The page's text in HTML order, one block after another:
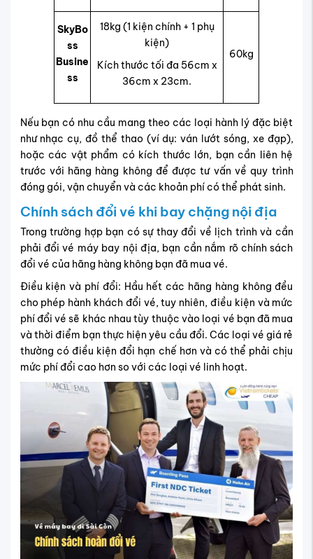
SkyBo
ss
Busine
ss
18kg (1 kiện chính + 1 phụ
kiện)
Kích thước tối đa 56cm x
36cm x 23cm.
60kg
Nếu bạn có nhu cầu mang theo các loại hành lý đặc biệt
như nhạc cụ, đồ thể thao (ví dụ: ván lướt sóng, xe đạp),
hoặc các vật phẩm có kích thước lớn, bạn cần liên hệ
trước với hãng hàng không để được tư vấn về quy trình
đóng gói, vận chuyển và các khoản phí có thể phát sinh.
Chính sách đổi vé khi bay chặng nội địa
Trong trường hợp bạn có sự thay đổi về lịch trình và cần
phải đổi vé máy bay nội địa, bạn cần nắm rõ chính sách
đổi vé của hãng hàng không bạn đã mua vé.
Điều kiện và phí đổi: Hầu hết các hãng hàng không đều
cho phép hành khách đổi vé, tuy nhiên, điều kiện và mức
phí đổi vé sẽ khác nhau tùy thuộc vào loại vé bạn đã mua
và thời điểm bạn thực hiện yêu cầu đổi. Các loại vé giá rẻ
thường có điều kiện đổi hạn chế hơn và có thể phải chịu
mức phí đổi cao hơn so với các loại vé linh hoạt.